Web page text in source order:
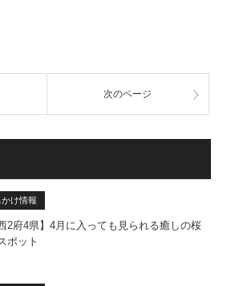
次のページ
かけ情報
西2府4県】4月に入っても見られる癒しの桜
ポット